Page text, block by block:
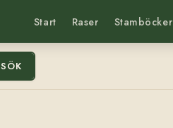
Start Raser Stamböcker
SÖK